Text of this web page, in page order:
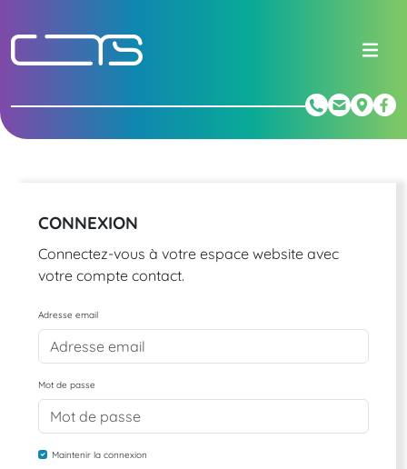
CONNEXION
Connectez-vous à votre espace website avec
votre compte contact.
Adresse email
Mot de passe
Maintenir la connexion